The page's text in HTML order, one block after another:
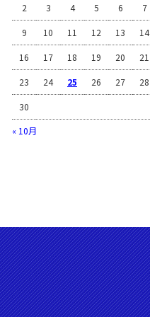
« 10月
2 3 4 5 6 7
9 10 11 12 13 14
16 17 18 19 20 21
23 24 25 26 27 28
30